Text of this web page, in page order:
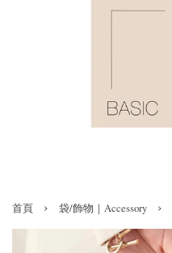
首頁 › 袋/飾物｜Accessory ›